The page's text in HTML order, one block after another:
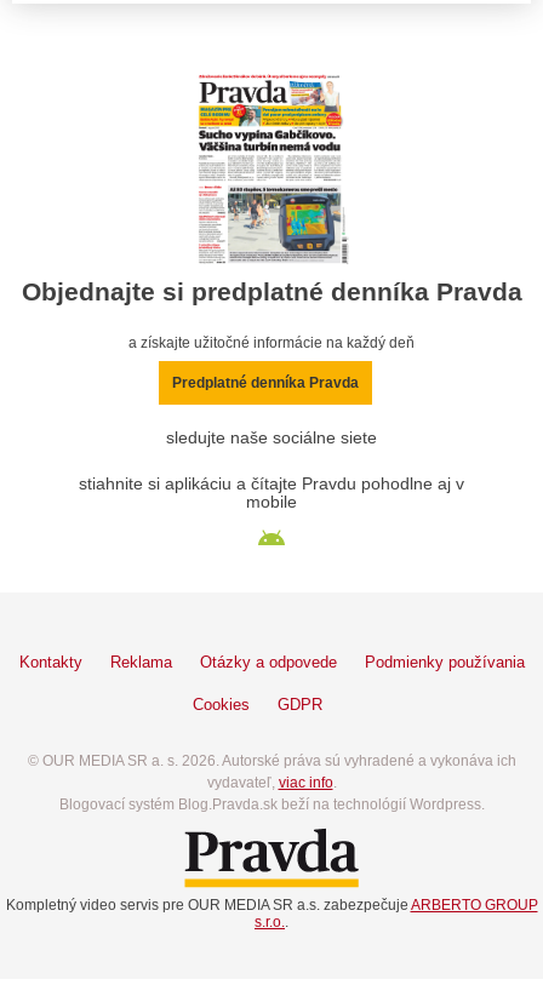
Objednajte si predplatné denníka Pravda
a získajte užitočné informácie na každý deň
Predplatné denníka Pravda
sledujte naše sociálne siete
stiahnite si aplikáciu a čítajte Pravdu pohodlne aj v
mobile
Kontakty Reklama Otázky a odpovede Podmienky používania
Cookies GDPR
© OUR MEDIA SR a. s. 2026. Autorské práva sú vyhradené a vykonáva ich
vydavateľ, viac info.
Blogovací systém Blog.Pravda.sk beží na technológií Wordpress.
Kompletný video servis pre OUR MEDIA SR a.s. zabezpečuje ARBERTO GROUP
s.r.o.